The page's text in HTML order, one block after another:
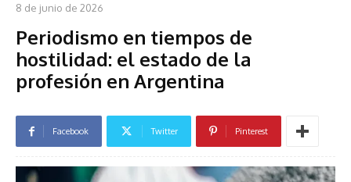
8 de junio de 2026
Periodismo en tiempos de
hostilidad: el estado de la
profesión en Argentina
Facebook Twitter Pinterest